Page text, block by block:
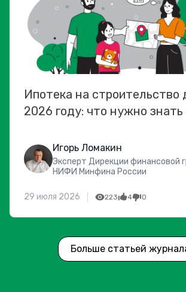
Ипотека на строительство
2026 году: что нужно знать
Игорь Ломакин
Эксперт Дирекции финансовой
НИФИ Минфина России
29 июля 2026 223 4 0
Больше статьей